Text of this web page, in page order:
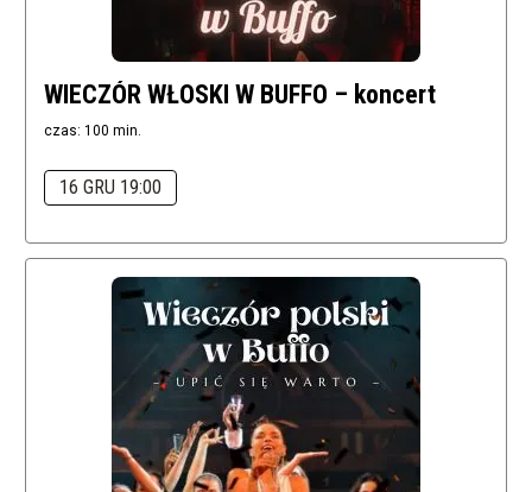
WIECZÓR WŁOSKI W BUFFO – koncert
czas: 100 min.
16 GRU 19:00